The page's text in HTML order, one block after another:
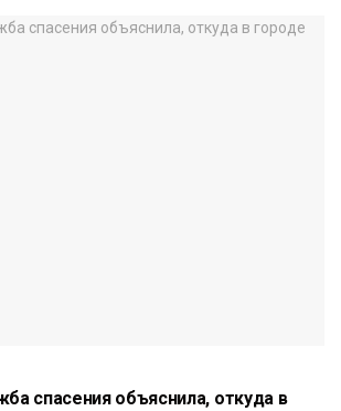
спасения объяснила, откуда в